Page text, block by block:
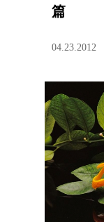
篇
04.23.2012